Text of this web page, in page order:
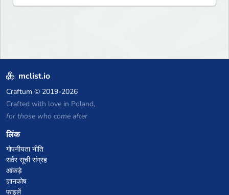
mclist.io
Craftum © 2019-2026
Crafted with love in Poland,
for those who come after
लिंक
गोपनीयता नीति
सर्वर सूची संग्रह
आंकड़े
ज्ञानकोष
फाइलें